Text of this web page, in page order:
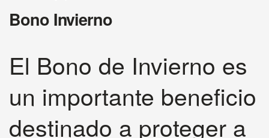
Bono Invierno
El Bono de Invierno es
un importante beneficio
destinado a proteger a